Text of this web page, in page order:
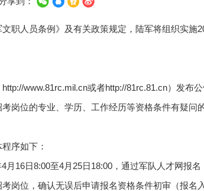
职人员条例》及有关政策规定，陆军将组织实施
www.81rc.mil.cn或者http://81rc.81.cn）发布
岗位的专业、学历、工作经历等资格条件有疑问
序如下：
16日8:00至4月25日18:00，通过军队人才网报
岗位，确认无误后申请报名资格条件初审（报名入